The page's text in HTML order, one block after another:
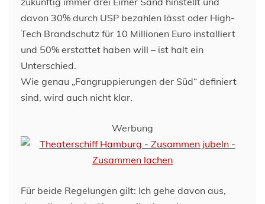
davon 30% durch USP bezahlen lässt oder High-
Tech Brandschutz für 10 Millionen Euro installiert
und 50% erstattet haben will – ist halt ein
Unterschied.
Wie genau „Fangruppierungen der Süd“ definiert
sind, wird auch nicht klar.
Werbung
Für beide Regelungen gilt: Ich gehe davon aus,